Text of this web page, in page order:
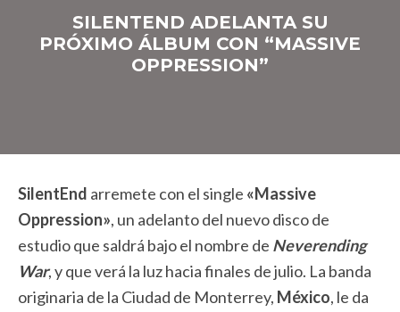
SILENTEND ADELANTA SU
PRÓXIMO ÁLBUM CON “MASSIVE
OPPRESSION”
SilentEnd arremete con el single «Massive
Oppression», un adelanto del nuevo disco de
estudio que saldrá bajo el nombre de Neverending
War, y que verá la luz hacia finales de julio. La banda
originaria de la Ciudad de Monterrey, México, le da